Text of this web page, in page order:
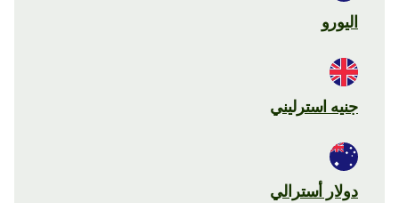
اليورو
جنيه استرليني
دولار أسترالي